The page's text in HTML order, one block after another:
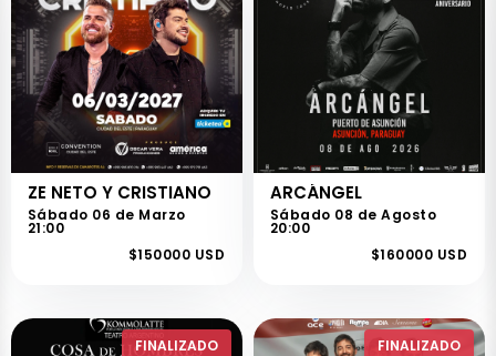
ZE NETO Y CRISTIANO
Sábado 06 de Marzo
21:00
$150000 USD
ARCÁNGEL
Sábado 08 de Agosto
20:00
$160000 USD
FINALIZADO FINALIZADO